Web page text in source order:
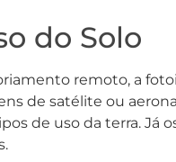
do Solo
remoto, a
de satélite ou
de uso da terra. Já